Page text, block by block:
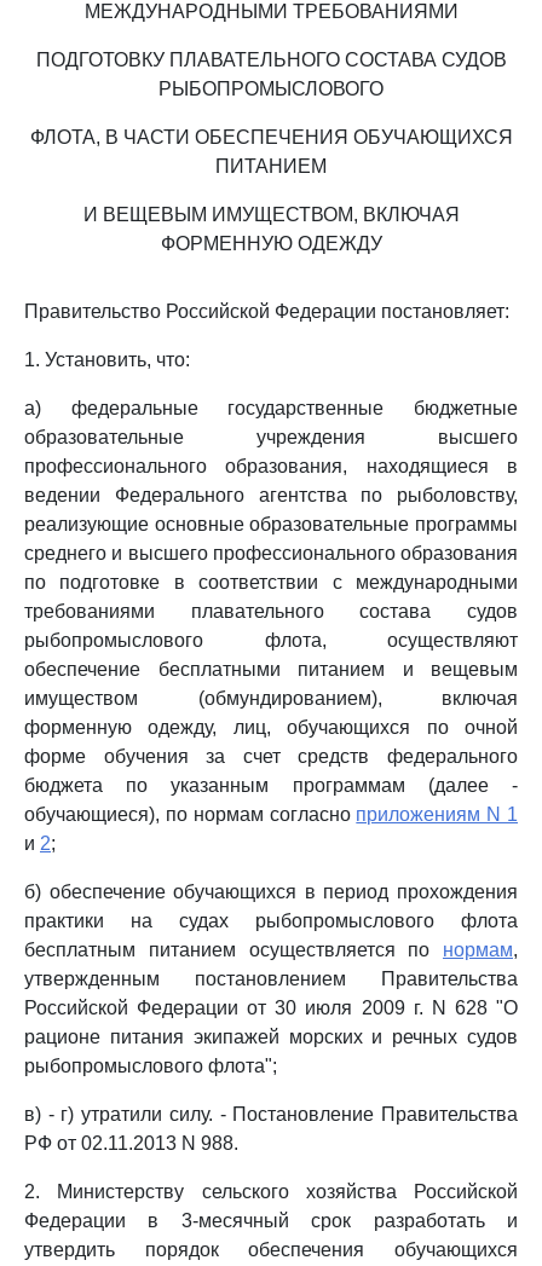
МЕЖДУНАРОДНЫМИ ТРЕБОВАНИЯМИ
ПОДГОТОВКУ ПЛАВАТЕЛЬНОГО СОСТАВА СУДОВ
РЫБОПРОМЫСЛОВОГО
ФЛОТА, В ЧАСТИ ОБЕСПЕЧЕНИЯ ОБУЧАЮЩИХСЯ
ПИТАНИЕМ
И ВЕЩЕВЫМ ИМУЩЕСТВОМ, ВКЛЮЧАЯ
ФОРМЕННУЮ ОДЕЖДУ
Правительство Российской Федерации постановляет:
1. Установить, что:
а) федеральные государственные бюджетные
образовательные учреждения высшего
профессионального образования, находящиеся в
ведении Федерального агентства по рыболовству,
реализующие основные образовательные программы
среднего и высшего профессионального образования
по подготовке в соответствии с международными
требованиями плавательного состава судов
рыбопромыслового флота, осуществляют
обеспечение бесплатными питанием и вещевым
имуществом (обмундированием), включая
форменную одежду, лиц, обучающихся по очной
форме обучения за счет средств федерального
бюджета по указанным программам (далее -
обучающиеся), по нормам согласно приложениям N 1
и 2;
б) обеспечение обучающихся в период прохождения
практики на судах рыбопромыслового флота
бесплатным питанием осуществляется по нормам,
утвержденным постановлением Правительства
Российской Федерации от 30 июля 2009 г. N 628 "О
рационе питания экипажей морских и речных судов
рыбопромыслового флота";
в) - г) утратили силу. - Постановление Правительства
РФ от 02.11.2013 N 988.
2. Министерству сельского хозяйства Российской
Федерации в 3-месячный срок разработать и
утвердить порядок обеспечения обучающихся